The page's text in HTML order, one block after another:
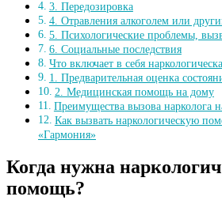
3. Передозировка
4. Отравления алкоголем или
5. Психологические проблемы,
6. Социальные последствия
Что включает в себя
1. Предварительная оценка
2. Медицинская помощь на дому
Преимущества вызова нарколога
Как вызвать наркологическую
«Гармония»
Когда нужна
помощь?